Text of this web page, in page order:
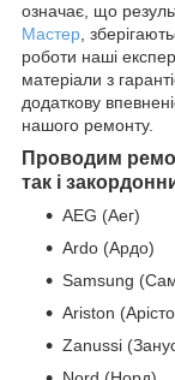
означає, що
Мастер,
роботи наші
матеріали з
додаткову
нашого ремонту.
Проводим
так і
AEG (Аег)
Ardo (Ардо)
Samsung
Ariston
Zanussi